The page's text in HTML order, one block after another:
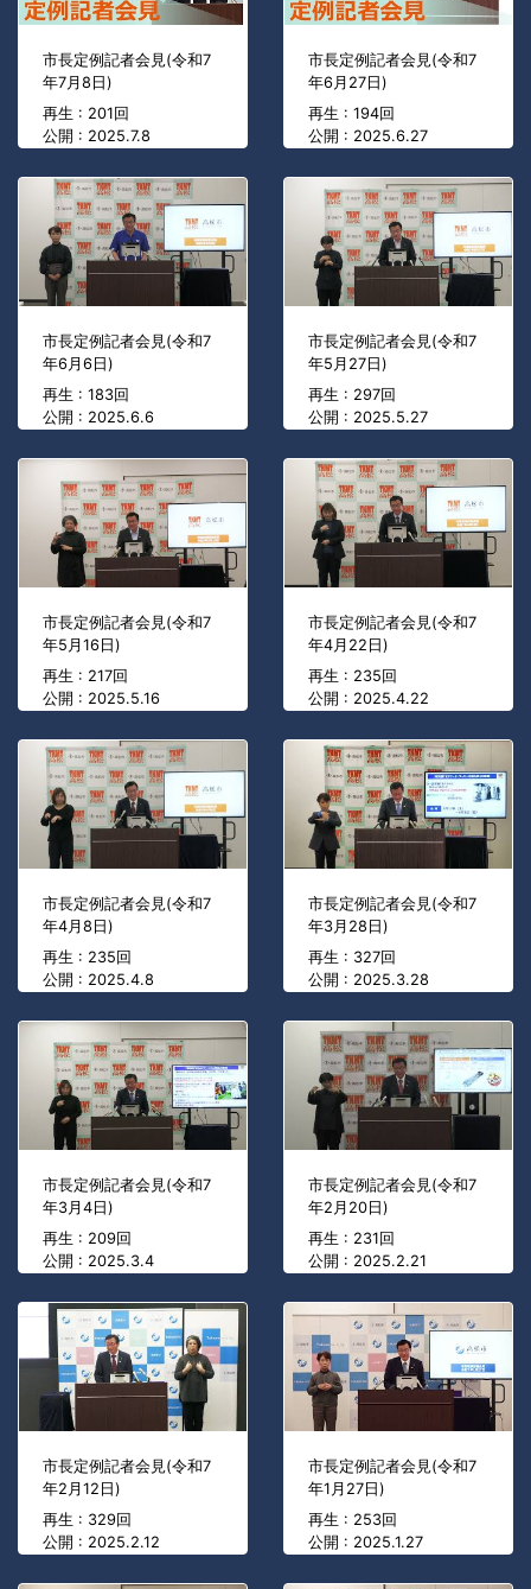
市長定例記者会見(令和7
年7月8日)
再生 : 201回
公開 : 2025.7.8
市長定例記者会見(令和7
年6月27日)
再生 : 194回
公開 : 2025.6.27
市長定例記者会見(令和7
年6月6日)
再生 : 183回
公開 : 2025.6.6
市長定例記者会見(令和7
年5月27日)
再生 : 297回
公開 : 2025.5.27
市長定例記者会見(令和7
年5月16日)
再生 : 217回
公開 : 2025.5.16
市長定例記者会見(令和7
年4月22日)
再生 : 235回
公開 : 2025.4.22
市長定例記者会見(令和7
年4月8日)
再生 : 235回
公開 : 2025.4.8
市長定例記者会見(令和7
年3月28日)
再生 : 327回
公開 : 2025.3.28
市長定例記者会見(令和7
年3月4日)
再生 : 209回
公開 : 2025.3.4
市長定例記者会見(令和7
年2月20日)
再生 : 231回
公開 : 2025.2.21
市長定例記者会見(令和7
年2月12日)
再生 : 329回
公開 : 2025.2.12
市長定例記者会見(令和7
年1月27日)
再生 : 253回
公開 : 2025.1.27